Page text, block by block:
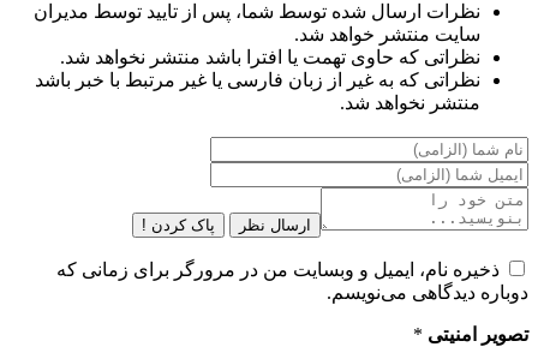
نظرات ارسال شده توسط شما، پس از تایید توسط مدیران
سایت منتشر خواهد شد.
نظراتی که حاوی تهمت یا افترا باشد منتشر نخواهد شد.
نظراتی که به غیر از زبان فارسی یا غیر مرتبط با خبر باشد
منتشر نخواهد شد.
ارسال نظر پاک کردن !
ذخیره نام، ایمیل و وبسایت من در مرورگر برای زمانی که
دوباره دیدگاهی می‌نویسم.
تصویر امنیتی *